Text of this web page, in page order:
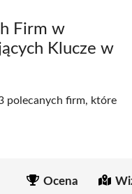
Firm w
Klucze w
polecanych firm, które
Ocena